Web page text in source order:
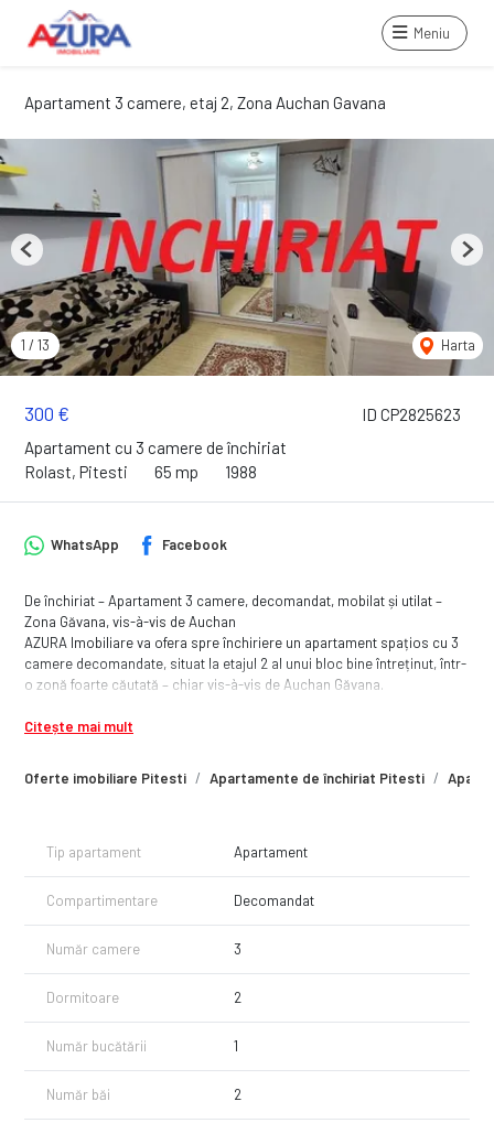
Meniu
Apartament 3 camere, etaj 2, Zona Auchan Gavana
ID CP2825623
300 €
Apartament cu 3 camere de închiriat
Rolast, Pitesti
65 mp 1988
1 / 13 Harta
Previous Next
Oferte imobiliare Pitesti Apartamente de închiriat Pitesti
WhatsApp Facebook
De închiriat – Apartament 3 camere, decomandat, mobilat și utilat –
Zona Găvana, vis-à-vis de Auchan
AZURA Imobiliare va ofera spre închiriere un apartament spațios cu 3
camere decomandate, situat la etajul 2 al unui bloc bine întreținut, într-
o zonă foarte căutată – chiar vis-à-vis de Auchan Găvana.
- 3 camere decomandate
- Centrală termică proprie
Apartamentul este luminos, bine compartimentat și potrivit atât pentru
familii, cât și pentru cupluri sau persoane care își doresc confort și
acces rapid la magazine, transport și servicii.
Pentru mai multe detalii sau pentru a programa o vizionare, vă rog să
Citește mai mult
Tip apartament Apartament
Compartimentare Decomandat
Număr camere 3
Dormitoare 2
Număr bucătării 1
Număr băi 2